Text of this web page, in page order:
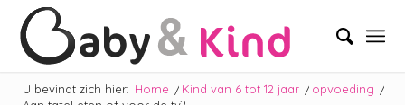
U bevindt zich hier: Home / Kind van 6 tot 12 jaar / opvoeding /